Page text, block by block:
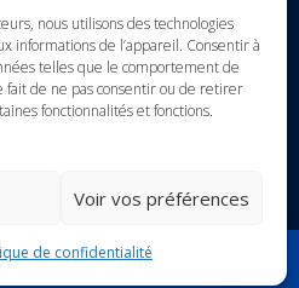
nous utilisons des technologies
informations de l’appareil. Consentir à
telles que le comportement de
fait de ne pas consentir ou de retirer
fonctionnalités et fonctions.
Voir vos préférences
de confidentialité